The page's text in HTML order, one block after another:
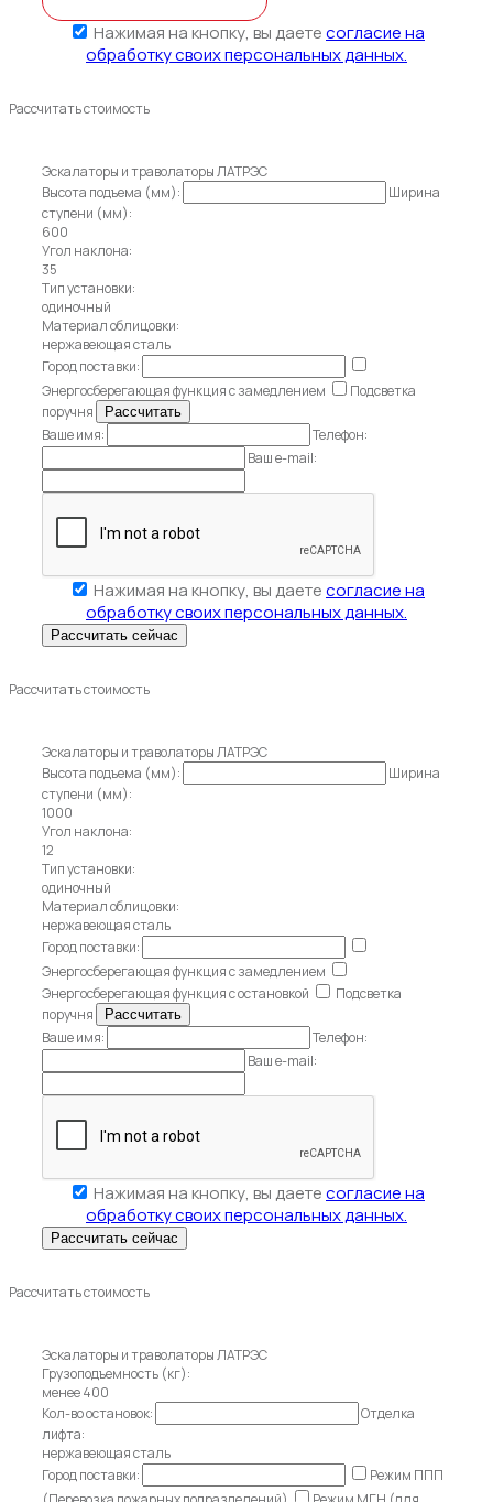
Нажимая на кнопку, вы даетесогласие на
обработку своих персональных данных.
Рассчитать стоимость
Эскалаторы и траволаторы ЛАТРЭС
Высота подъема (мм):
Ширина
ступени (мм):
600
Угол наклона:
35
Тип установки:
одиночный
Материал облицовки:
нержавеющая сталь
Город поставки:
Энергосберегающая функция с замедлением
Подсветка
поручня
Ваше имя:
Телефон:
Ваш e-mail:
Нажимая на кнопку, вы даетесогласие на
обработку своих персональных данных.
Рассчитать стоимость
Эскалаторы и траволаторы ЛАТРЭС
Высота подъема (мм):
Ширина
ступени (мм):
1000
Угол наклона:
12
Тип установки:
одиночный
Материал облицовки:
нержавеющая сталь
Город поставки:
Энергосберегающая функция с замедлением
Энергосберегающая функция с остановкой
Подсветка
поручня
Ваше имя:
Телефон:
Ваш e-mail:
Нажимая на кнопку, вы даетесогласие на
обработку своих персональных данных.
Рассчитать стоимость
Эскалаторы и траволаторы ЛАТРЭС
Грузоподъемность (кг):
менее 400
Кол-во остановок:
Отделка
лифта:
нержавеющая сталь
Город поставки:
Режим ППП